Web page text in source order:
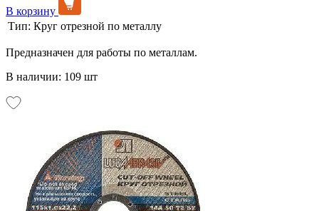
В корзину
Тип: Круг отрезной по металлу
Предназначен для работы по металлам.
В наличии: 109 шт